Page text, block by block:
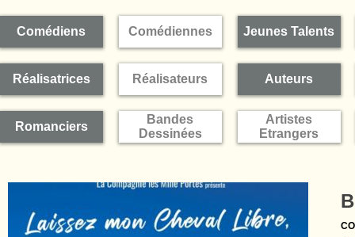
Comédiens Comédiennes Jeunes Talents
Réalisatrices Réalisateurs Auteurs
Romanciers
Bandes
Dessinées
Artistes
Etrangers